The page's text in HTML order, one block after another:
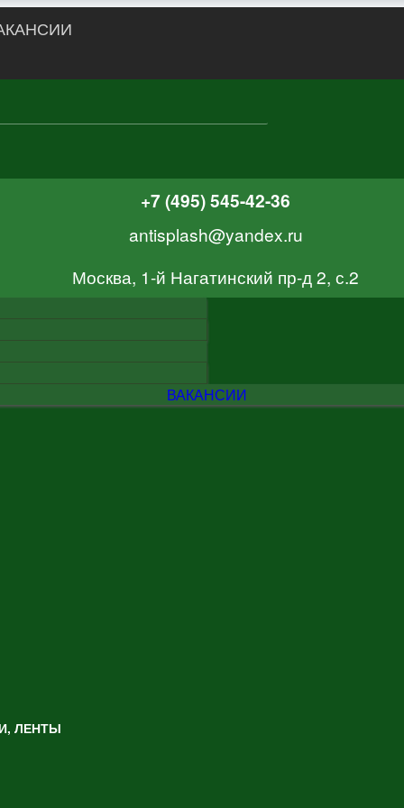
+7 (495) 545-42-36
antisplash@yandex.ru
Москва, 1-й Нагатинский пр-д 2, с.2
ВАКАНСИИ
ЛЕНТЫ